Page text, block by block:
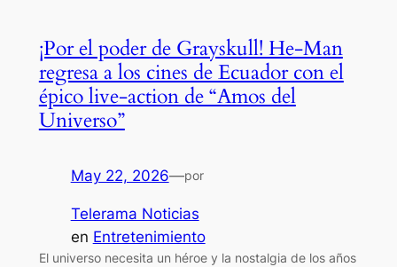
¡Por el poder de Grayskull! He-Man
regresa a los cines de Ecuador con el
épico live-action de “Amos del
Universo”
May 22, 2026—por
Telerama Noticias
en Entretenimiento
El universo necesita un héroe y la nostalgia de los años